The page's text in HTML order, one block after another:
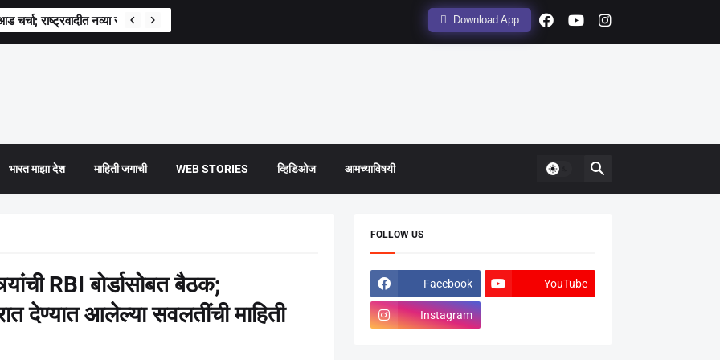
मोहन भागवत यांची स्पष्ट भूमिका
चर्चा; राष्ट्रवादीत नव्या रणनीतीची चाहूल? Download App
भारत माझा देश माहिती जगाची WEB STORIES व्हिडिओज आमच्याविषयी
RBI बोर्डासोबत बैठक;
देण्यात आलेल्या सवलतींची माहिती
FOLLOW US
Facebook YouTube
Instagram